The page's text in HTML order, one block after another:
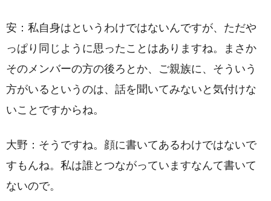
安：私自身はというわけではないんですが、ただや
っぱり同じように思ったことはありますね。まさか
そのメンバーの方の後ろとか、ご親族に、そういう
方がいるというのは、話を聞いてみないと気付けな
いことですからね。
大野：そうですね。顔に書いてあるわけではないで
すもんね。私は誰とつながっていますなんて書いて
ないので。